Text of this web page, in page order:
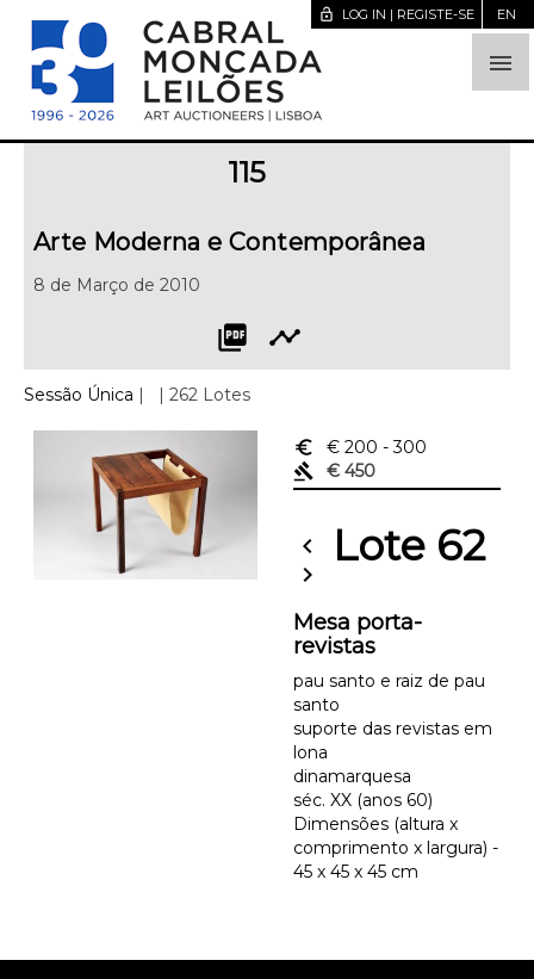

lock_open LOG IN | REGISTE-SE EN
115
Arte Moderna e Contemporânea
8 de Março de 2010
picture_as_pdf timeline
Sessão Única | | 262 Lotes
euro_symbol € 200 - 300
gavel
€ 450
chevron_left Lote 62
chevron_right
Mesa porta-
revistas
pau santo e raiz de pau
santo
suporte das revistas em
lona
dinamarquesa
séc. XX (anos 60)
Dimensões (altura x
comprimento x largura) -
45 x 45 x 45 cm